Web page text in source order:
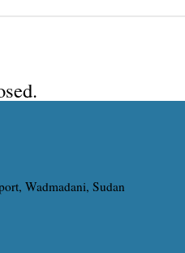
Wadmadani, Sudan